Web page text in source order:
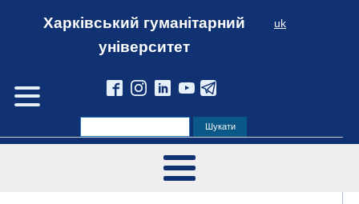
Харківський гуманітарний
університет
uk